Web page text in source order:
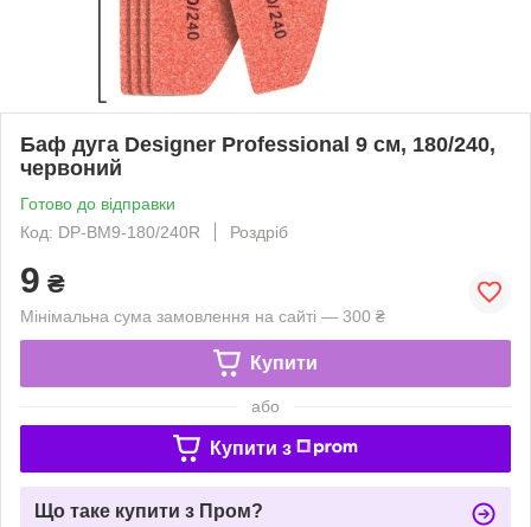
Баф дуга Designer Professional 9 см, 180/240,
червоний
Готово до відправки
Код: DP-BM9-180/240R
Роздріб
9 ₴
Мінімальна сума замовлення на сайті — 300 ₴
Купити
або
Купити з
Що таке купити з Пром?